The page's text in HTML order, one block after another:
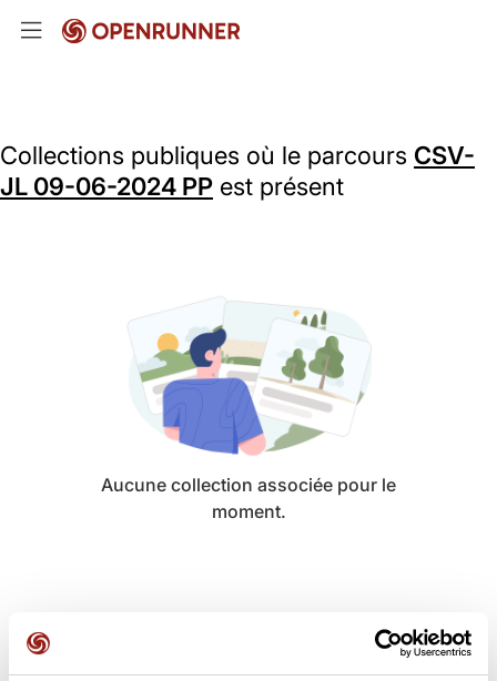
Collections publiques où le parcours CSV-
JL 09-06-2024 PP est présent
Aucune collection associée pour le
moment.